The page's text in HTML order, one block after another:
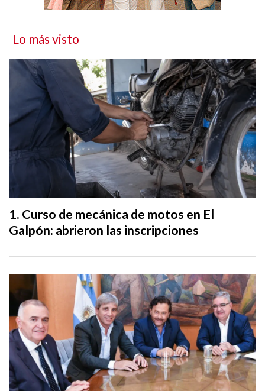
Lo más visto
Curso de mecánica de motos en El
Galpón: abrieron las inscripciones